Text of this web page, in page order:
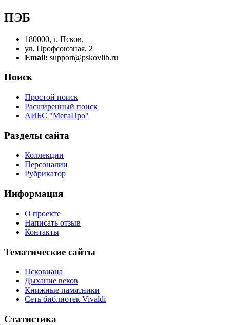
ПЭБ
180000, г. Псков,
ул. Профсоюзная, 2
Email: support@pskovlib.ru
Поиск
Простой поиск
Расширенный поиск
АИБС "МегаПро"
Разделы сайта
Коллекции
Персоналии
Рубрикатор
Информация
О проекте
Написать отзыв
Контакты
Тематические сайты
Псковиана
Дыхание веков
Книжные памятники
Сеть библиотек Vivaldi
Статистика